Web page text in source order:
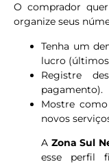
O comprador quer
organize seus
Tenha um
lucro (últimos
Registre
pagamento).
Mostre
novos
A Zona Sul
esse perfil